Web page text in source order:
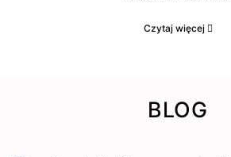
Czytaj więcej
BLOG